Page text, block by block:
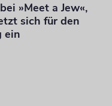
»Meet a Jew«,
sich für den
ein